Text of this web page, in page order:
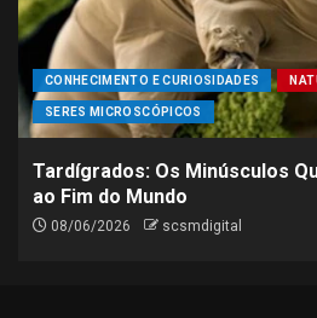
CONHECIMENTO E CURIOSIDADES
SERES MICROSCÓPICOS
Tardígrados: Os Minúsculos
ao Fim do Mundo
08/06/2026 scsmdigital